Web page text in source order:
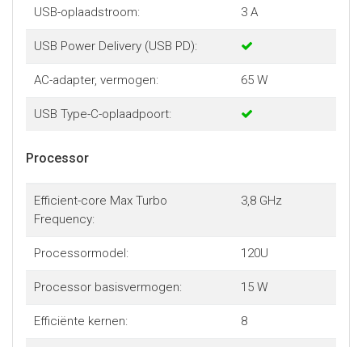
USB-oplaadstroom: 3 A
USB Power Delivery (USB PD):
AC-adapter, vermogen: 65 W
USB Type-C-oplaadpoort:
Processor
Efficient-core Max Turbo
Frequency:
3,8 GHz
Processormodel: 120U
Processor basisvermogen: 15 W
Efficiënte kernen: 8